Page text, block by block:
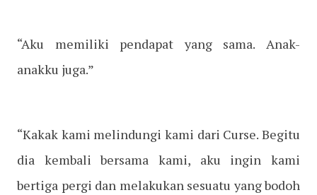
“Aku memiliki pendapat yang sama. Anak-
anakku juga.”
“Kakak kami melindungi kami dari Curse. Begitu
dia kembali bersama kami, aku ingin kami
bertiga pergi dan melakukan sesuatu yang bodoh